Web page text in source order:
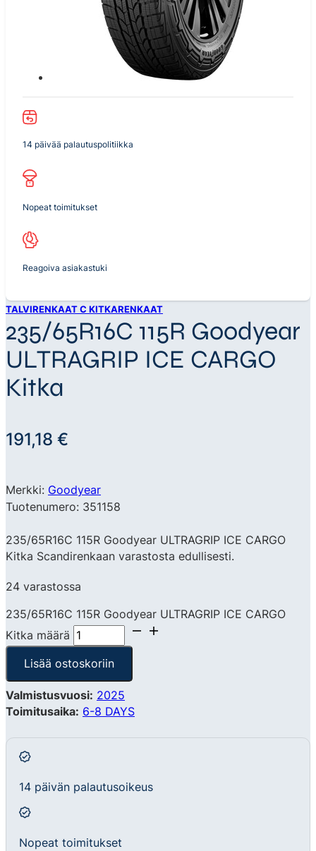
14 päivää palautuspolitiikka
Nopeat toimitukset
Reagoiva asiakastuki
TALVIRENKAAT C KITKARENKAAT
235/65R16C 115R Goodyear
ULTRAGRIP ICE CARGO
Kitka
191,18 €
Merkki: Goodyear
Tuotenumero: 351158
235/65R16C 115R Goodyear ULTRAGRIP ICE CARGO
Kitka Scandirenkaan varastosta edullisesti.
24 varastossa
235/65R16C 115R Goodyear ULTRAGRIP ICE CARGO
Kitka määrä
Lisää ostoskoriin
Valmistusvuosi: 2025
Toimitusaika: 6-8 DAYS
14 päivän palautusoikeus
Nopeat toimitukset